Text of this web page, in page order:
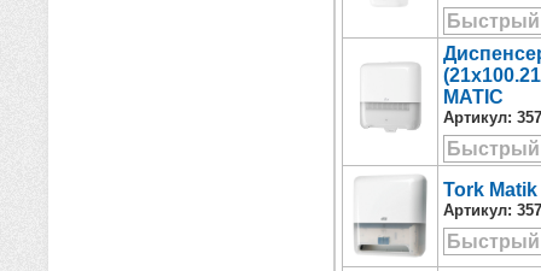
MATIC
Артикул:
Tork
Артикул: